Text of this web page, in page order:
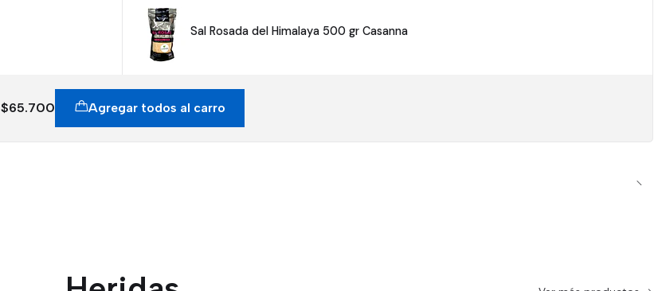
Sal Rosada del Himalaya 500 gr Casanna
$65.700 Agregar todos al carro